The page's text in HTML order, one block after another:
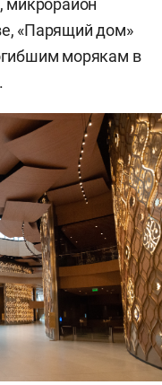
«Парящий дом»
морякам в